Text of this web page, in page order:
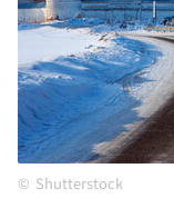
Shutterstock